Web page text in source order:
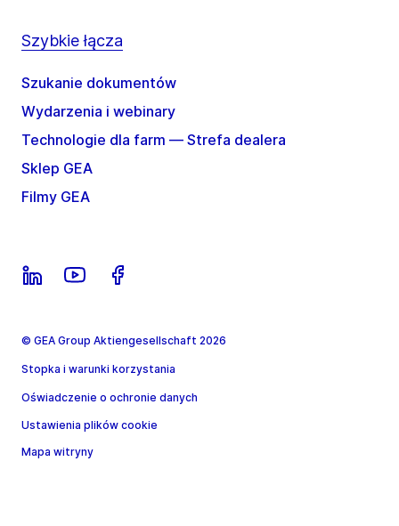
Szybkie łącza
Szukanie dokumentów
Wydarzenia i webinary
Technologie dla farm — Strefa dealera
Sklep GEA
Filmy GEA
© GEA Group Aktiengesellschaft 2026
Stopka i warunki korzystania
Oświadczenie o ochronie danych
Ustawienia plików cookie
Mapa witryny